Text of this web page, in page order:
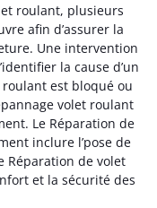
roulant, plusieurs
afin d’assurer la
Une intervention
la cause d’un
est bloqué ou
volet roulant
Le Réparation de
inclure l’pose de
Réparation de volet
et la sécurité des